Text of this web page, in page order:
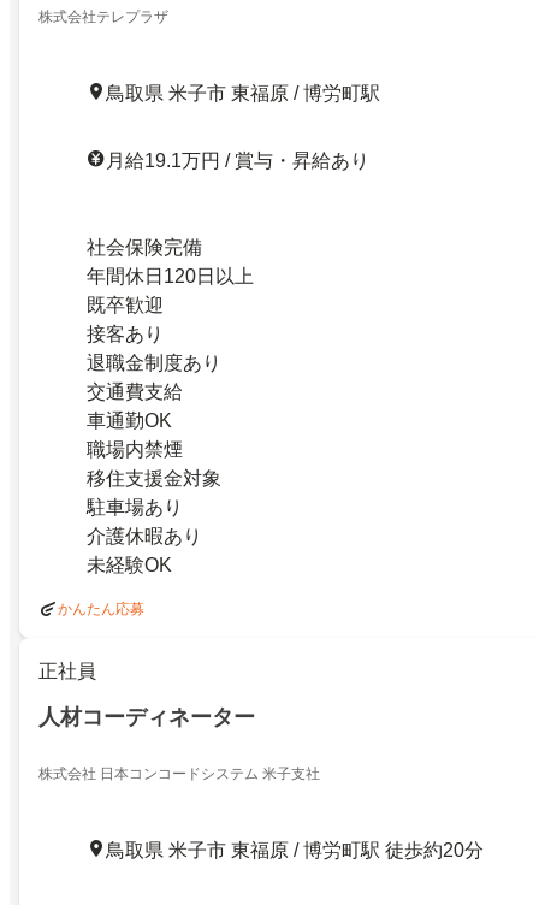
株式会社テレプラザ
鳥取県 米子市 東福原 / 博労町駅
月給19.1万円 / 賞与・昇給あり
社会保険完備
年間休日120日以上
既卒歓迎
接客あり
退職金制度あり
交通費支給
車通勤OK
職場内禁煙
移住支援金対象
駐車場あり
介護休暇あり
未経験OK
かんたん応募
正社員
人材コーディネーター
株式会社 日本コンコードシステム 米子支社
鳥取県 米子市 東福原 / 博労町駅 徒歩約20分